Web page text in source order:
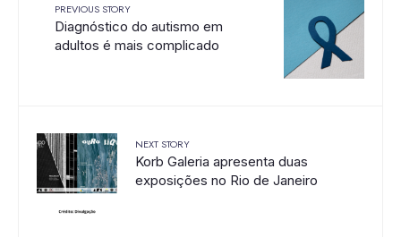
PREVIOUS STORY
Diagnóstico do autismo em
adultos é mais complicado
NEXT STORY
Korb Galeria apresenta duas
exposições no Rio de Janeiro